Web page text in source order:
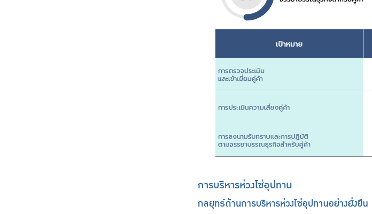
การบริหารห่วงโซ่อุปทาน
กลยุทธ์ด้านการบริหารห่วงโซ่อุปทานอย่างยั่งยืน